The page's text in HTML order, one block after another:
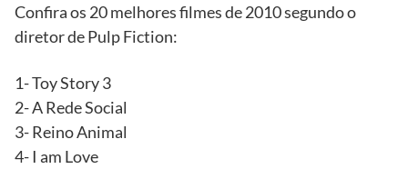
Confira os 20 melhores filmes de 2010 segundo o
diretor de Pulp Fiction:
1- Toy Story 3
2- A Rede Social
3- Reino Animal
4- I am Love